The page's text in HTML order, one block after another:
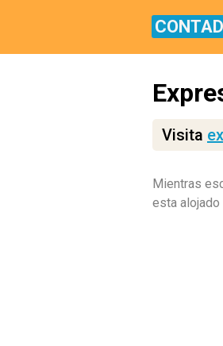
Visita
Mientras
esta